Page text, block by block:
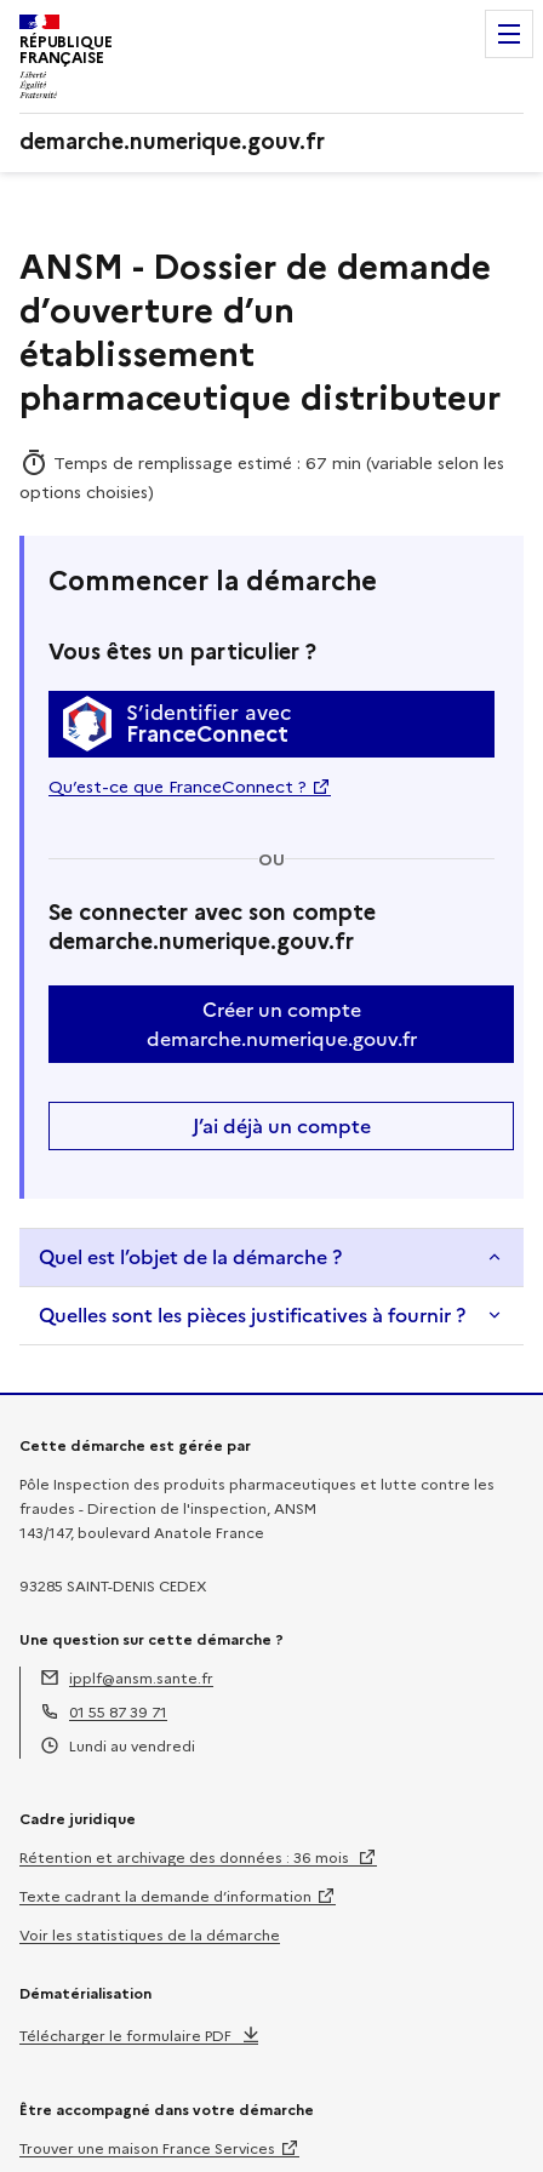
RÉPUBLIQUE
FRANÇAISE
demarche.numerique.gouv.fr
ANSM - Dossier de demande
d’ouverture d’un
établissement
pharmaceutique distributeur
Temps de remplissage estimé : 67 min (variable selon les
options choisies)
Commencer la démarche
Vous êtes un particulier ?
S’identifier avec
FranceConnect
Qu’est-ce que FranceConnect ?
OU
Se connecter avec son compte
demarche.numerique.gouv.fr
Créer un compte
demarche.numerique.gouv.fr
J’ai déjà un compte
Quel est l’objet de la démarche ?
Quelles sont les pièces justificatives à fournir ?
Informations sur la démarche
Cette démarche est gérée par
Pôle Inspection des produits pharmaceutiques et lutte contre les
fraudes - Direction de l'inspection, ANSM
143/147, boulevard Anatole France
93285 SAINT-DENIS CEDEX
Une question sur cette démarche ?
Adresse électronique :
ipplf@ansm.sante.fr
Téléphone :
01 55 87 39 71
Lundi au vendredi
Cadre juridique
Rétention et archivage des données : 36 mois
Texte cadrant la demande d’information
Voir les statistiques de la démarche
Dématérialisation
Télécharger le formulaire PDF
Être accompagné dans votre démarche
Trouver une maison France Services